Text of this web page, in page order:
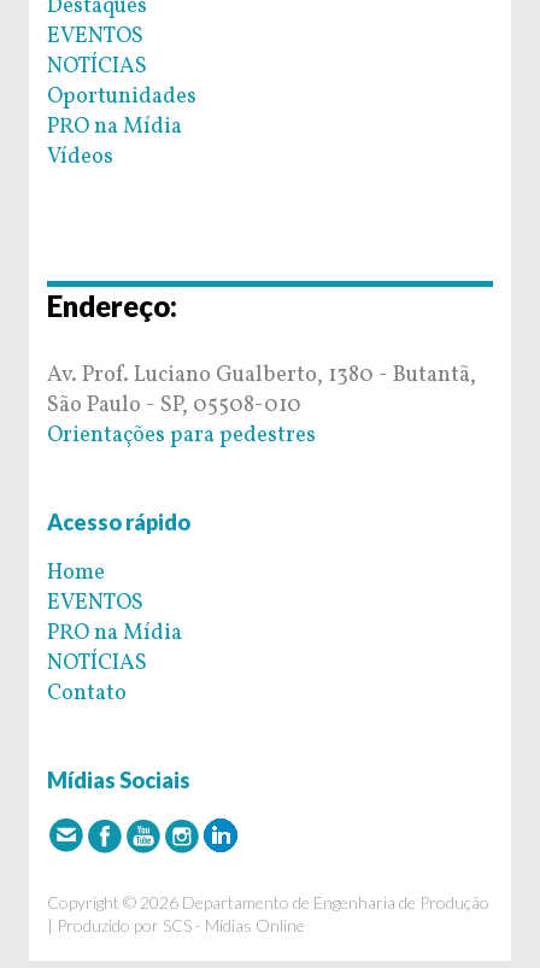
Destaques
EVENTOS
NOTÍCIAS
Oportunidades
PRO na Mídia
Vídeos
Endereço:
Av. Prof. Luciano Gualberto, 1380 - Butantã,
São Paulo - SP, 05508-010
Orientações para pedestres
Acesso rápido
Home
EVENTOS
PRO na Mídia
NOTÍCIAS
Contato
Mídias Sociais
Copyright © 2026 Departamento de Engenharia de Produção
| Produzido por SCS - Mídias Online